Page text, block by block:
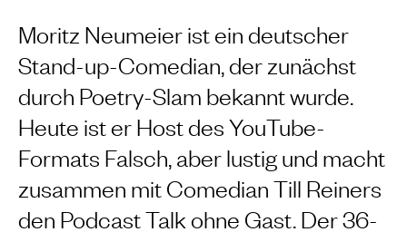
Moritz Neumeier ist ein deutscher
Stand-up-Comedian, der zunächst
durch Poetry-Slam bekannt wurde.
Heute ist er Host des YouTube-
Formats Falsch, aber lustig und macht
zusammen mit Comedian Till Reiners
den Podcast Talk ohne Gast. Der 36-